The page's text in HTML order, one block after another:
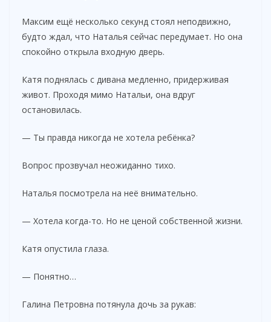
Максим ещё несколько секунд стоял неподвижно,
будто ждал, что Наталья сейчас передумает. Но она
спокойно открыла входную дверь.
Катя поднялась с дивана медленно, придерживая
живот. Проходя мимо Натальи, она вдруг
остановилась.
— Ты правда никогда не хотела ребёнка?
Вопрос прозвучал неожиданно тихо.
Наталья посмотрела на неё внимательно.
— Хотела когда-то. Но не ценой собственной жизни.
Катя опустила глаза.
— Понятно…
Галина Петровна потянула дочь за рукав: